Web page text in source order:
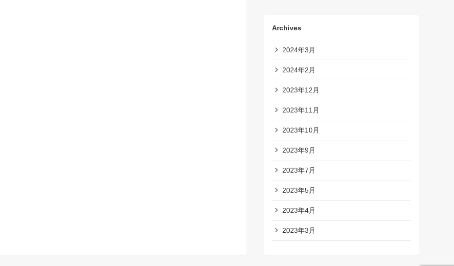
Archives
2024年3月
2024年2月
2023年12月
2023年11月
2023年10月
2023年9月
2023年7月
2023年5月
2023年4月
2023年3月